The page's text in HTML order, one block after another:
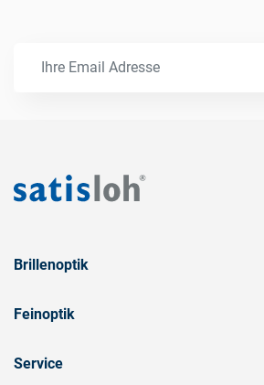
Brillenoptik
Feinoptik
Service